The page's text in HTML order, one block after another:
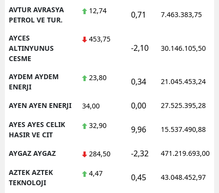
AVTUR AVRASYA
PETROL VE TUR.
12,74 0,71 7.463.383,75
AYCES
ALTINYUNUS
CESME
453,75
-2,10 30.146.105,50
AYDEM AYDEM
ENERJI
23,80 0,34 21.045.453,24
AYEN AYEN ENERJI 34,00 0,00 27.525.395,28
AYES AYES CELIK
HASIR VE CIT
32,90 9,96 15.537.490,88
AYGAZ AYGAZ 284,50 -2,32 471.219.693,00
AZTEK AZTEK
TEKNOLOJI
4,47 0,45 43.048.452,97